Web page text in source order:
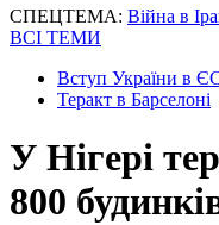
СПЕЦТЕМА: Війна в
ВСІ ТЕМИ
Вступ України в
Теракт в Барселоні
У Нігері
800